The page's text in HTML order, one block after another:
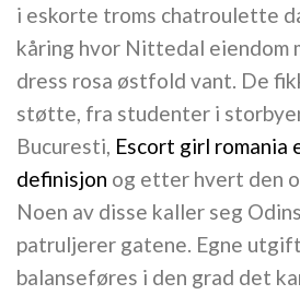
i eskorte troms chatroulette
kåring hvor Nittedal eiendom
dress rosa østfold vant. De
støtte, fra studenter i
Bucuresti, Escort girl romania
definisjon og etter hvert den
Noen av disse kaller seg
patruljerer gatene. Egne
balanseføres i den grad det